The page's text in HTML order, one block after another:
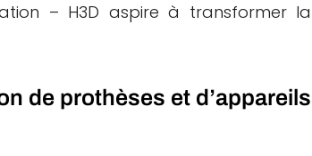
– H3D aspire à transformer la
de prothèses et d’appareils